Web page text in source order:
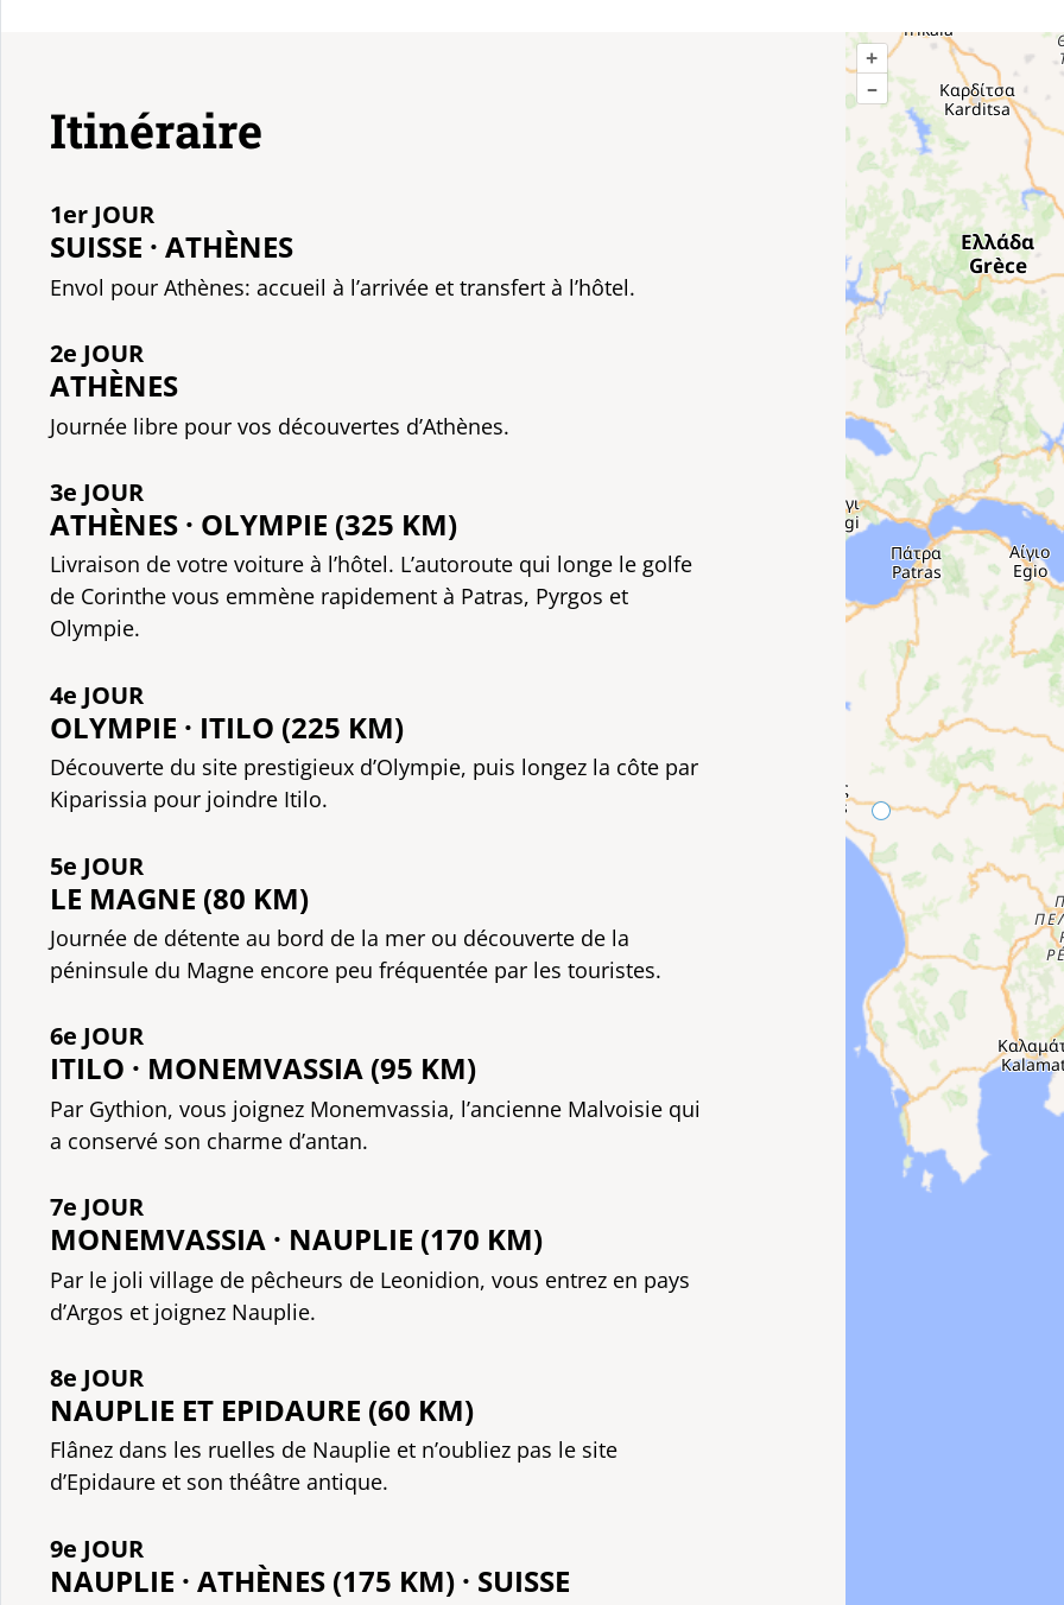
+
–
Itinéraire
1er JOUR
SUISSE · ATHÈNES
Envol pour Athènes: accueil à l’arrivée et transfert à l’hôtel.
2e JOUR
ATHÈNES
Journée libre pour vos découvertes d’Athènes.
3e JOUR
ATHÈNES · OLYMPIE (325 KM)
Livraison de votre voiture à l’hôtel. L’autoroute qui longe le golfe
de Corinthe vous emmène rapidement à Patras, Pyrgos et
Olympie.
4e JOUR
OLYMPIE · ITILO (225 KM)
Découverte du site prestigieux d’Olympie, puis longez la côte par
Kiparissia pour joindre Itilo.
5e JOUR
LE MAGNE (80 KM)
Journée de détente au bord de la mer ou découverte de la
péninsule du Magne encore peu fréquentée par les touristes.
6e JOUR
ITILO · MONEMVASSIA (95 KM)
Par Gythion, vous joignez Monemvassia, l’ancienne Malvoisie qui
a conservé son charme d’antan.
7e JOUR
MONEMVASSIA · NAUPLIE (170 KM)
Par le joli village de pêcheurs de Leonidion, vous entrez en pays
d’Argos et joignez Nauplie.
8e JOUR
NAUPLIE ET EPIDAURE (60 KM)
Flânez dans les ruelles de Nauplie et n’oubliez pas le site
d’Epidaure et son théâtre antique.
9e JOUR
NAUPLIE · ATHÈNES (175 KM) · SUISSE